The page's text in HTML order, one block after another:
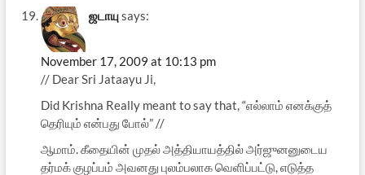
ஜடாயுsays:
November 17, 2009 at 10:13 pm
// Dear Sri Jataayu Ji,
Did Krishna Really meant to say that, “எல்லாம் எனக்குத்
தெரியும் என்பது போல்” //
ஆமாம். கீதையின் முதல் அத்தியாயத்தில் அர்ஜுனனுடைய
தர்மக் குழப்பம் அவனது புலம்பலாக வெளிப்பட்டு, எடுத்த